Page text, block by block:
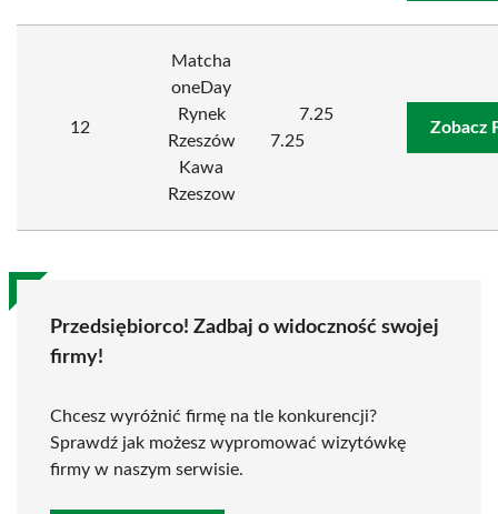
12
Matcha
oneDay
Rynek
Rzeszów
Kawa
Rzeszow
7.25
7.25
Zobacz
Przedsiębiorco! Zadbaj o widoczność swojej
firmy!
Chcesz wyróżnić firmę na tle konkurencji?
Sprawdź jak możesz wypromować wizytówkę
firmy w naszym serwisie.